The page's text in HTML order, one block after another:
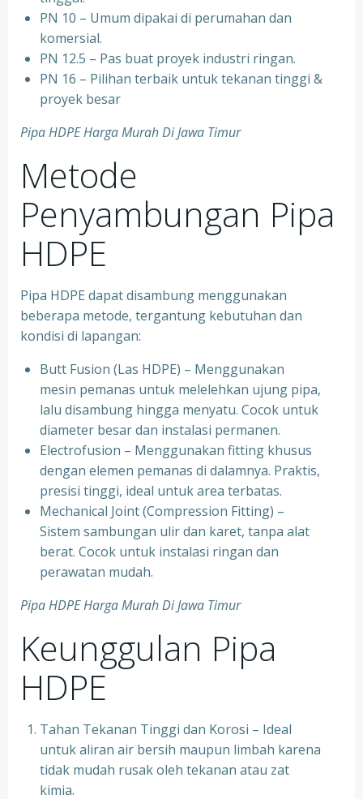
PN 10 – Umum dipakai di perumahan dan
komersial.
PN 12.5 – Pas buat proyek industri ringan.
PN 16 – Pilihan terbaik untuk tekanan tinggi &
proyek besar
Pipa HDPE Harga Murah Di Jawa Timur
Metode
Penyambungan Pipa
HDPE
Pipa HDPE dapat disambung menggunakan
beberapa metode, tergantung kebutuhan dan
kondisi di lapangan:
Butt Fusion (Las HDPE) – Menggunakan
mesin pemanas untuk melelehkan ujung pipa,
lalu disambung hingga menyatu. Cocok untuk
diameter besar dan instalasi permanen.
Electrofusion – Menggunakan fitting khusus
dengan elemen pemanas di dalamnya. Praktis,
presisi tinggi, ideal untuk area terbatas.
Mechanical Joint (Compression Fitting) –
Sistem sambungan ulir dan karet, tanpa alat
berat. Cocok untuk instalasi ringan dan
perawatan mudah.
Pipa HDPE Harga Murah Di Jawa Timur
Keunggulan Pipa
HDPE
Tahan Tekanan Tinggi dan Korosi – Ideal
untuk aliran air bersih maupun limbah karena
tidak mudah rusak oleh tekanan atau zat
kimia.